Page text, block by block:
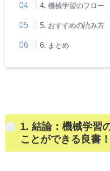
4.機械学習のフロー
5. おすすめの読み方
6. まとめ
1. 結論：機械学習
ことができる良書！